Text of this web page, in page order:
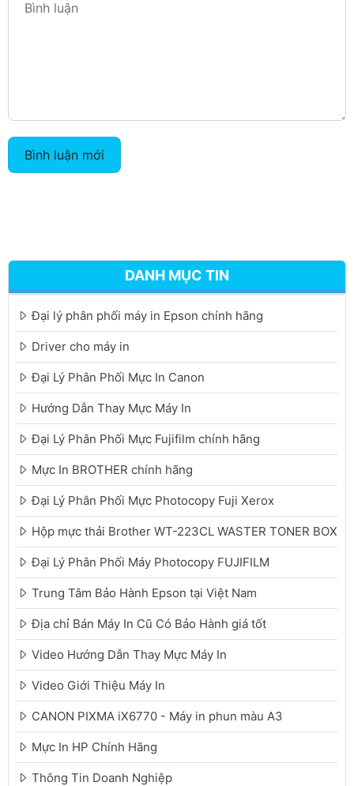
Bình luận mới
DANH MỤC TIN
Đại lý phân phối máy in Epson chính hãng
Driver cho máy in
Đại Lý Phân Phối Mực In Canon
Hướng Dẫn Thay Mực Máy In
Đại Lý Phân Phối Mực Fujifilm chính hãng
Mực In BROTHER chính hãng
Đại Lý Phân Phối Mực Photocopy Fuji Xerox
Hộp mực thải Brother WT-223CL WASTER TONER BOX
Đại Lý Phân Phối Máy Photocopy FUJIFILM
Trung Tâm Bảo Hành Epson tại Việt Nam
Địa chỉ Bán Máy In Cũ Có Bảo Hành giá tốt
Video Hướng Dẫn Thay Mực Máy In
Video Giới Thiệu Máy In
CANON PIXMA iX6770 - Máy in phun màu A3
Mực In HP Chính Hãng
Thông Tin Doanh Nghiệp